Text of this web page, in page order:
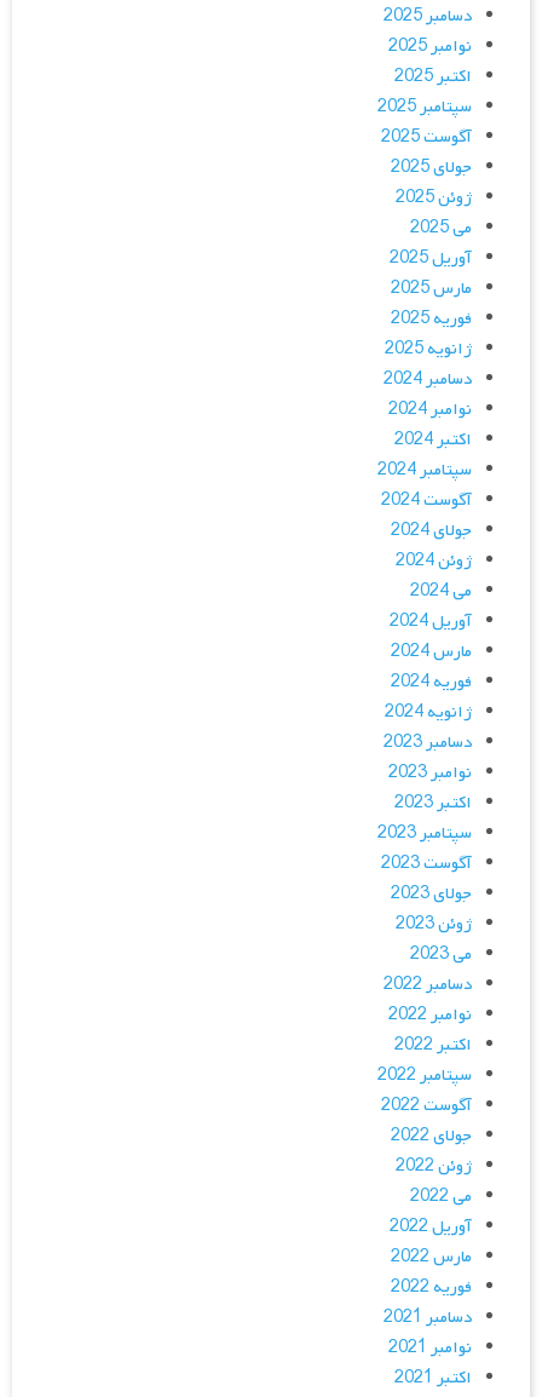
دسامبر 2025
نوامبر 2025
اکتبر 2025
سپتامبر 2025
آگوست 2025
جولای 2025
ژوئن 2025
می 2025
آوریل 2025
مارس 2025
فوریه 2025
ژانویه 2025
دسامبر 2024
نوامبر 2024
اکتبر 2024
سپتامبر 2024
آگوست 2024
جولای 2024
ژوئن 2024
می 2024
آوریل 2024
مارس 2024
فوریه 2024
ژانویه 2024
دسامبر 2023
نوامبر 2023
اکتبر 2023
سپتامبر 2023
آگوست 2023
جولای 2023
ژوئن 2023
می 2023
دسامبر 2022
نوامبر 2022
اکتبر 2022
سپتامبر 2022
آگوست 2022
جولای 2022
ژوئن 2022
می 2022
آوریل 2022
مارس 2022
فوریه 2022
دسامبر 2021
نوامبر 2021
اکتبر 2021